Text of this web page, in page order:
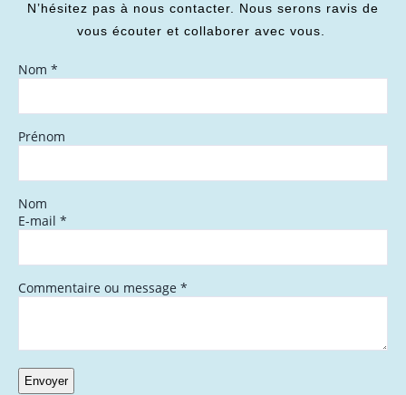
N’hésitez pas à nous contacter. Nous serons ravis de
vous écouter et collaborer avec vous.
Nom *
Prénom
Nom
E-mail *
Commentaire ou message *
Envoyer